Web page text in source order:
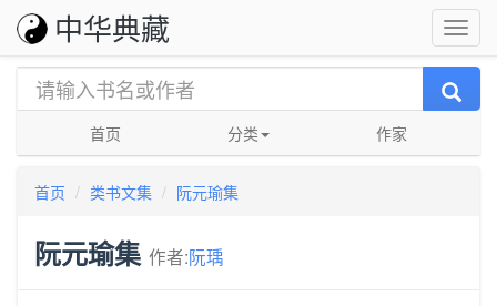
中华典藏
首页 分类 作家
首页 类书文集 阮元瑜集
阮元瑜集 作者:阮瑀